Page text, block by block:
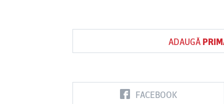
ADAUGĂ
FACEBOOK